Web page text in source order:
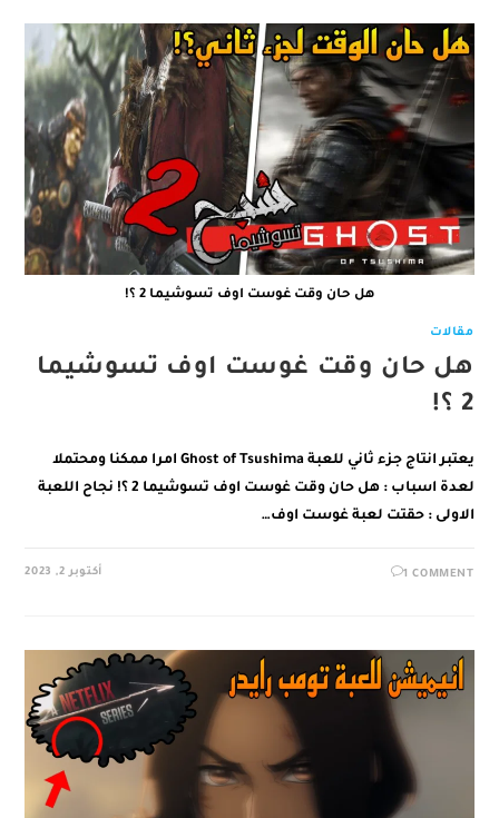
هل حان وقت غوست اوف تسوشيما 2 ؟!
مقالات
هل حان وقت غوست اوف تسوشيما
2 ؟!
يعتبر انتاج جزء ثاني للعبة Ghost of Tsushima امرا ممكنا ومحتملا
لعدة اسباب : هل حان وقت غوست اوف تسوشيما 2 ؟! نجاح اللعبة
الاولى : حقتت لعبة غوست اوف…
1 COMMENT أكتوبر 2, 2023